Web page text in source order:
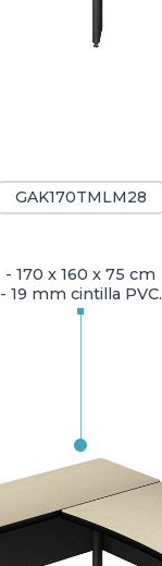
GAK170TMLM28
- 170 x 160 x 75 cm
- 19 mm cintilla PVC.